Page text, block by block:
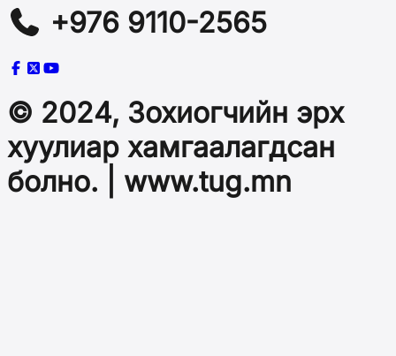
+976 9110-2565
© 2024, Зохиогчийн эрх
хуулиар хамгаалагдсан
болно. | www.tug.mn